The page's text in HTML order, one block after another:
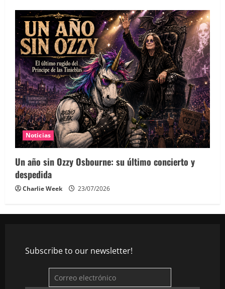
Noticias
Un año sin Ozzy Osbourne: su último concierto y
despedida
Charlie Week 23/07/2026
Subscribe to our newsletter!